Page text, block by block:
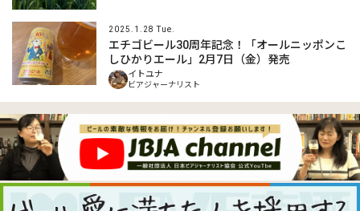
2025.1.28 Tue.
エチゴビール30周年記念！「オールニッポンこ
しひかりエール」2月7日（金）発売
イトユナ
ビアジャーナリスト